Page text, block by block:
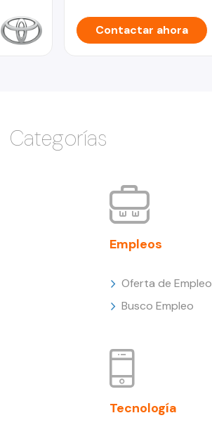
Contactar ahora
Categorías
Empleos
Oferta de Empleo
Busco Empleo
Tecnología